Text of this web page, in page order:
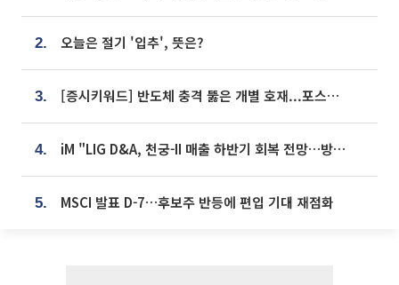
2. 오늘은 절기 '입추', 뜻은?
3. [증시키워드] 반도체 충격 뚫은 개별 호재...포스코퓨처엠·에코프로·한화솔루션 '눈길'
4. iM "LIG D&A, 천궁-II 매출 하반기 회복 전망…방산 톱픽 유지"
5. MSCI 발표 D-7…후보주 반등에 편입 기대 재점화